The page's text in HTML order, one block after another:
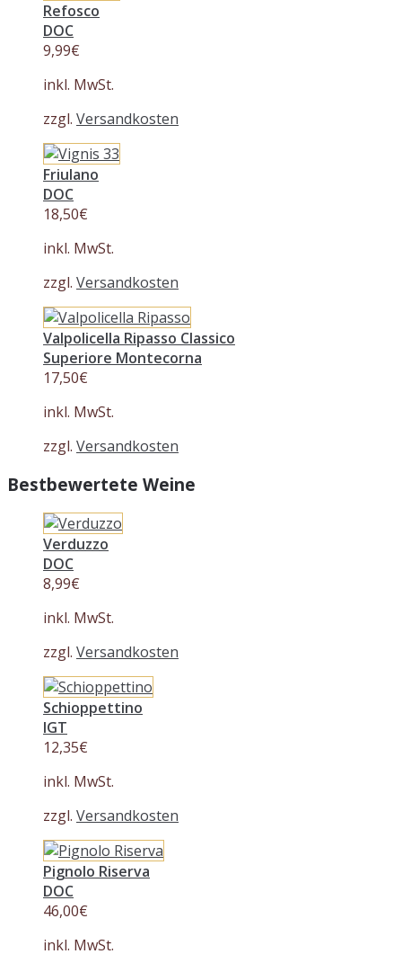
Refosco
DOC
9,99€
inkl. MwSt.
zzgl. Versandkosten
Friulano
DOC
18,50€
inkl. MwSt.
zzgl. Versandkosten
Valpolicella Ripasso Classico
Superiore Montecorna
17,50€
inkl. MwSt.
zzgl. Versandkosten
Bestbewertete Weine
Verduzzo
DOC
8,99€
inkl. MwSt.
zzgl. Versandkosten
Schioppettino
IGT
12,35€
inkl. MwSt.
zzgl. Versandkosten
Pignolo Riserva
DOC
46,00€
inkl. MwSt.